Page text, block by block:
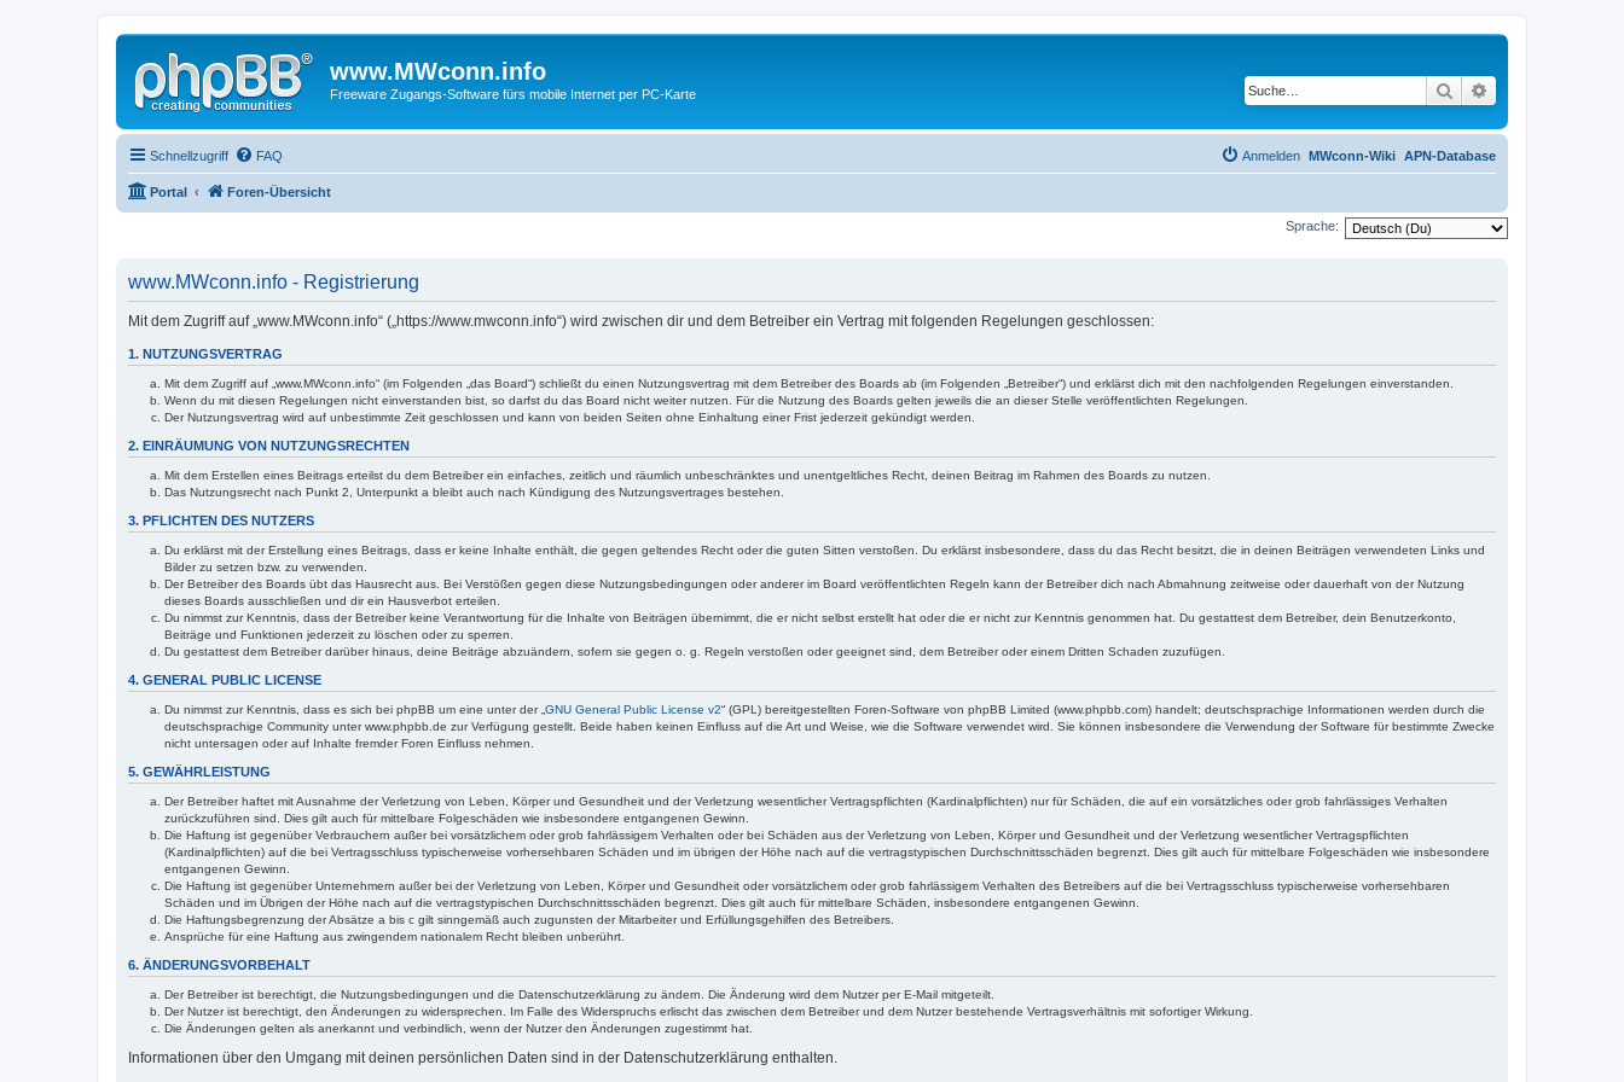
www.MWconn.info
Freeware Zugangs-Software fürs mobile Internet per PC-Karte Suche
Schnellzugriff FAQ APN-Database
MWconn-Wiki
Anmelden
Portal Foren-Übersicht
Sprache:
www.MWconn.info - Registrierung
Mit dem Zugriff auf „www.MWconn.info“ („https://www.mwconn.info“) wird zwischen dir und dem Betreiber ein Vertrag mit folgenden Regelungen geschlossen:
1. NUTZUNGSVERTRAG
Mit dem Zugriff auf „www.MWconn.info“ (im Folgenden „das Board“) schließt du einen Nutzungsvertrag mit dem Betreiber des Boards ab (im Folgenden „Betreiber“) und erklärst dich mit den nachfolgenden Regelungen einverstanden.
Wenn du mit diesen Regelungen nicht einverstanden bist, so darfst du das Board nicht weiter nutzen. Für die Nutzung des Boards gelten jeweils die an dieser Stelle veröffentlichten Regelungen.
Der Nutzungsvertrag wird auf unbestimmte Zeit geschlossen und kann von beiden Seiten ohne Einhaltung einer Frist jederzeit gekündigt werden.
2. EINRÄUMUNG VON NUTZUNGSRECHTEN
Mit dem Erstellen eines Beitrags erteilst du dem Betreiber ein einfaches, zeitlich und räumlich unbeschränktes und unentgeltliches Recht, deinen Beitrag im Rahmen des Boards zu nutzen.
Das Nutzungsrecht nach Punkt 2, Unterpunkt a bleibt auch nach Kündigung des Nutzungsvertrages bestehen.
3. PFLICHTEN DES NUTZERS
Du erklärst mit der Erstellung eines Beitrags, dass er keine Inhalte enthält, die gegen geltendes Recht oder die guten Sitten verstoßen. Du erklärst insbesondere, dass du das Recht besitzt, die in deinen Beiträgen verwendeten Links und
Bilder zu setzen bzw. zu verwenden.
Der Betreiber des Boards übt das Hausrecht aus. Bei Verstößen gegen diese Nutzungsbedingungen oder anderer im Board veröffentlichten Regeln kann der Betreiber dich nach Abmahnung zeitweise oder dauerhaft von der Nutzung
dieses Boards ausschließen und dir ein Hausverbot erteilen.
Du nimmst zur Kenntnis, dass der Betreiber keine Verantwortung für die Inhalte von Beiträgen übernimmt, die er nicht selbst erstellt hat oder die er nicht zur Kenntnis genommen hat. Du gestattest dem Betreiber, dein Benutzerkonto,
Beiträge und Funktionen jederzeit zu löschen oder zu sperren.
Du gestattest dem Betreiber darüber hinaus, deine Beiträge abzuändern, sofern sie gegen o. g. Regeln verstoßen oder geeignet sind, dem Betreiber oder einem Dritten Schaden zuzufügen.
4. GENERAL PUBLIC LICENSE
Du nimmst zur Kenntnis, dass es sich bei phpBB um eine unter der „ GNU General Public License v2“ (GPL) bereitgestellten Foren-Software von phpBB Limited (www.phpbb.com) handelt; deutschsprachige Informationen werden durch die
deutschsprachige Community unter www.phpbb.de zur Verfügung gestellt. Beide haben keinen Einfluss auf die Art und Weise, wie die Software verwendet wird. Sie können insbesondere die Verwendung der Software für bestimmte Zwecke
nicht untersagen oder auf Inhalte fremder Foren Einfluss nehmen.
5. GEWÄHRLEISTUNG
Der Betreiber haftet mit Ausnahme der Verletzung von Leben, Körper und Gesundheit und der Verletzung wesentlicher Vertragspflichten (Kardinalpflichten) nur für Schäden, die auf ein vorsätzliches oder grob fahrlässiges Verhalten
zurückzuführen sind. Dies gilt auch für mittelbare Folgeschäden wie insbesondere entgangenen Gewinn.
Die Haftung ist gegenüber Verbrauchern außer bei vorsätzlichem oder grob fahrlässigem Verhalten oder bei Schäden aus der Verletzung von Leben, Körper und Gesundheit und der Verletzung wesentlicher Vertragspflichten
(Kardinalpflichten) auf die bei Vertragsschluss typischerweise vorhersehbaren Schäden und im übrigen der Höhe nach auf die vertragstypischen Durchschnittsschäden begrenzt. Dies gilt auch für mittelbare Folgeschäden wie insbesondere
entgangenen Gewinn.
Die Haftung ist gegenüber Unternehmern außer bei der Verletzung von Leben, Körper und Gesundheit oder vorsätzlichem oder grob fahrlässigem Verhalten des Betreibers auf die bei Vertragsschluss typischerweise vorhersehbaren
Schäden und im Übrigen der Höhe nach auf die vertragstypischen Durchschnittsschäden begrenzt. Dies gilt auch für mittelbare Schäden, insbesondere entgangenen Gewinn.
Die Haftungsbegrenzung der Absätze a bis c gilt sinngemäß auch zugunsten der Mitarbeiter und Erfüllungsgehilfen des Betreibers.
Ansprüche für eine Haftung aus zwingendem nationalem Recht bleiben unberührt.
6. ÄNDERUNGSVORBEHALT
Der Betreiber ist berechtigt, die Nutzungsbedingungen und die Datenschutzerklärung zu ändern. Die Änderung wird dem Nutzer per E-Mail mitgeteilt.
Der Nutzer ist berechtigt, den Änderungen zu widersprechen. Im Falle des Widerspruchs erlischt das zwischen dem Betreiber und dem Nutzer bestehende Vertragsverhältnis mit sofortiger Wirkung.
Die Änderungen gelten als anerkannt und verbindlich, wenn der Nutzer den Änderungen zugestimmt hat.
Informationen über den Umgang mit deinen persönlichen Daten sind in der Datenschutzerklärung enthalten.